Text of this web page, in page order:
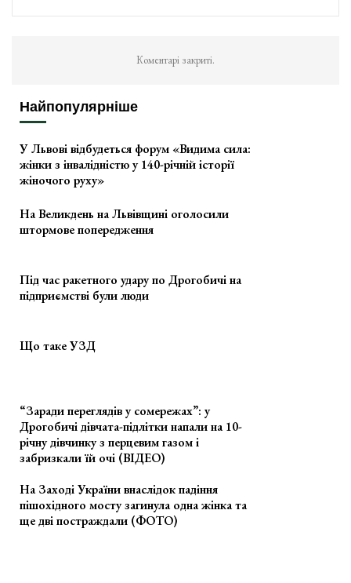
Коментарі закриті.
Найпопулярніше
У Львові відбудеться форум «Видима сила:
жінки з інвалідністю у 140-річній історії
жіночого руху»
На Великдень на Львівщині оголосили
штормове попередження
Під час ракетного удару по Дрогобичі на
підприємстві були люди
Що таке УЗД
“Заради переглядів у сомережах”: у
Дрогобичі дівчата-підлітки напали на 10-
річну дівчинку з перцевим газом і
забризкали їй очі (ВІДЕО)
На Заході України внаслідок падіння
пішохідного мосту загинула одна жінка та
ще дві постраждали (ФОТО)